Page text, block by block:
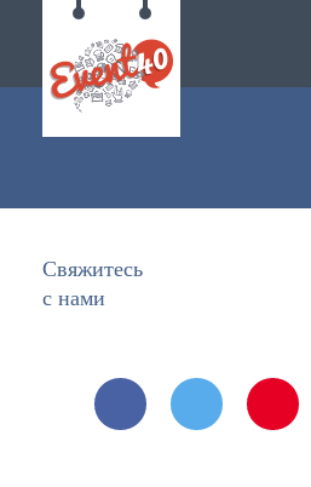
Свяжитесь
с нами